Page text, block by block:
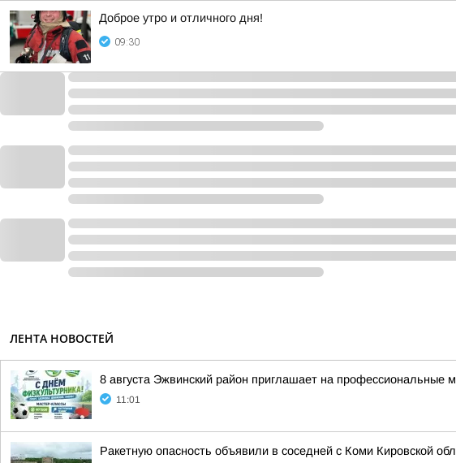
Доброе утро и отличного дня!
09:30
ЛЕНТА НОВОСТЕЙ
8 августа Эжвинский район приглашает на профессиональные
11:01
Ракетную опасность объявили в соседней с Коми Кировской